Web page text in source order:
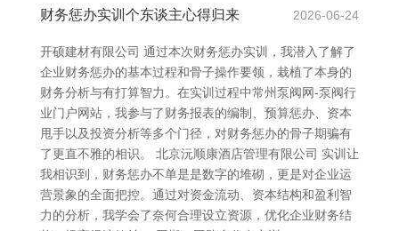
财务惩办实训个东谈主心得归来 2026-06-24
开硕建材有限公司 通过本次财务惩办实训，我潜入了解了
企业财务惩办的基本过程和骨子操作要领，栽植了本身的
财务分析与有打算智力。在实训过程中常州泵阀网-泵阀行
业门户网站，我参与了财务报表的编制、预算惩办、资本
甩手以及投资分析等多个门径，对财务惩办的骨子期骗有
了更直不雅的相识。 北京沅顺康酒店管理有限公司 实训让
我相识到，财务惩办不单是是数字的堆砌，更是对企业运
营景象的全面把控。通过对资金流动、资本结构和盈利智
力的分析，我学会了奈何合理设立资源，优化企业财务结